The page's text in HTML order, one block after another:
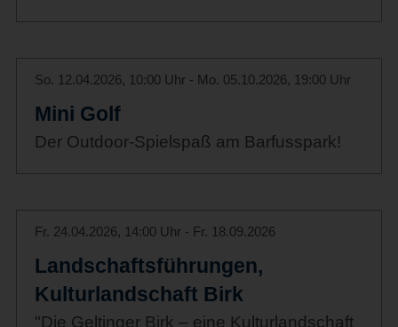
So. 12.04.2026, 10:00 Uhr - Mo. 05.10.2026, 19:00 Uhr
Mini Golf
Der Outdoor-Spielspaß am Barfusspark!
Fr. 24.04.2026, 14:00 Uhr - Fr. 18.09.2026
Landschaftsführungen,
Kulturlandschaft Birk
"Die Geltinger Birk – eine Kulturlandschaft